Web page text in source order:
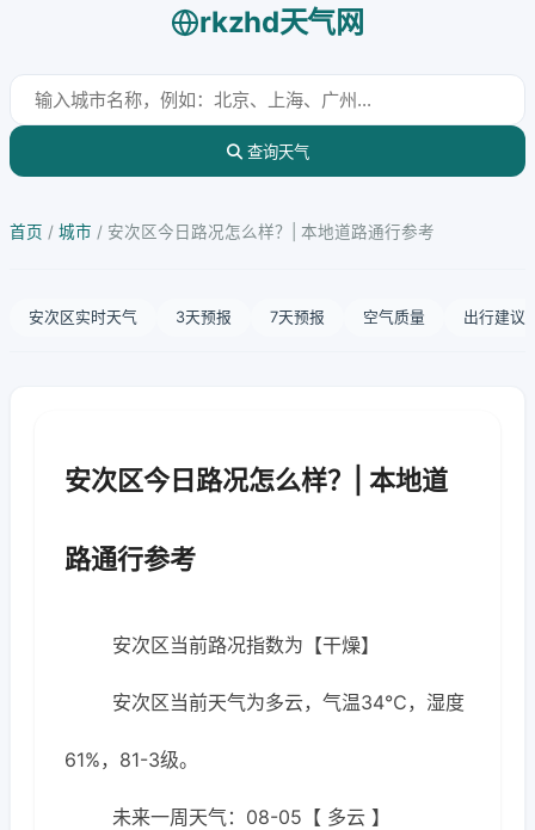
rkzhd天气网
查询天气
首页 / 城市 / 安次区今日路况怎么样？| 本地道路通行参考
安次区实时天气 3天预报 7天预报 空气质量 出行建议
安次区今日路况怎么样？| 本地道
路通行参考
安次区当前路况指数为【干燥】
安次区当前天气为多云，气温34℃，湿度
61%，81-3级。
未来一周天气：08-05【 多云 】